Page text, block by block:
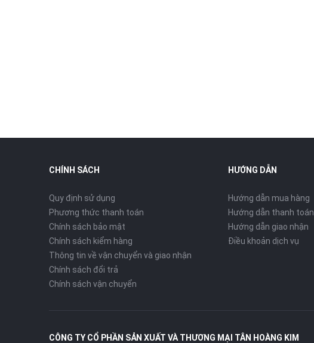
CHÍNH SÁCH
Quy định sử dụng
Phương thức thanh toán
Chính sách bảo mật
Chính sách kiểm hàng
Thông tin về vận chuyển và giao nhận
Chính sách đổi trả
Chính sách vận chuyển
HƯỚNG DẪN
Hướng dẫn mua hàng
Hướng dẫn thanh toán
Hướng dẫn giao nhận
Điều khoản dịch vụ
CÔNG TY CỔ PHẦN SẢN XUẤT VÀ THƯƠNG MẠI TÂN HOÀNG KIM